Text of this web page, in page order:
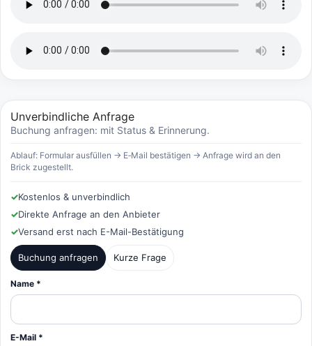
Unverbindliche Anfrage
Buchung anfragen: mit Status & Erinnerung.
Ablauf: Formular ausfüllen → E‑Mail bestätigen → Anfrage wird an den
Brick zugestellt.
✓Kostenlos & unverbindlich
✓Direkte Anfrage an den Anbieter
✓Versand erst nach E-Mail-Bestätigung
Buchung anfragen Kurze Frage
Name *
E-Mail *